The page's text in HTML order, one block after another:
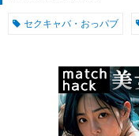
セクキャバ・おっパブ